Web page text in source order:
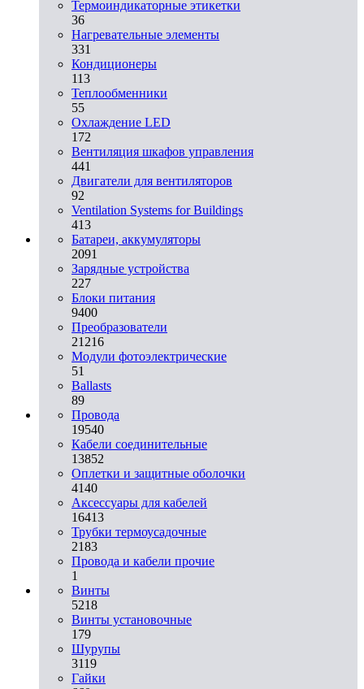
Термоиндикаторные этикетки
36
Нагревательные элементы
331
Кондиционеры
113
Теплообменники
55
Охлаждение LED
172
Вентиляция шкафов управления
441
Двигатели для вентиляторов
92
Ventilation Systems for Buildings
413
Батареи, аккумуляторы
2091
Зарядные устройства
227
Блоки питания
9400
Преобразователи
21216
Модули фотоэлектрические
51
Ballasts
89
Провода
19540
Кабели соединительные
13852
Оплетки и защитные оболочки
4140
Аксессуары для кабелей
16413
Трубки термоусадочные
2183
Провода и кабели прочие
1
Винты
5218
Винты установочные
179
Шурупы
3119
Гайки